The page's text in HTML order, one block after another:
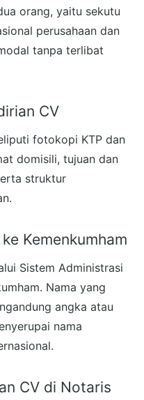
orang, yaitu sekutu
perusahaan dan
tanpa terlibat
CV
fotokopi KTP dan
domisili, tujuan dan
struktur
Kemenkumham
Sistem Administrasi
Nama yang
angka atau
nama
CV di Notaris